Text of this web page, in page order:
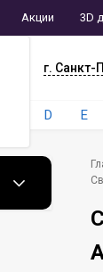
Акции 3D
г. Санкт-
D E